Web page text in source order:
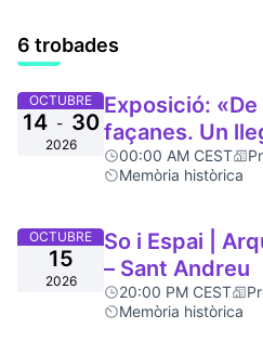
6 trobades
OCTUBRE
14 - 30
2026
Exposició:
façanes. Un
00:00 AM CEST
Memòria històrica
OCTUBRE
15
2026
So i Espai |
– Sant Andreu
20:00 PM CEST
Memòria històrica